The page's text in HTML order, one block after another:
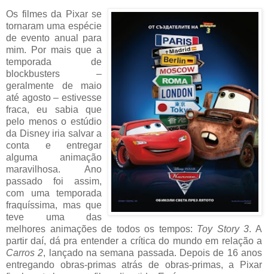
Os filmes da Pixar se
tornaram uma espécie
de evento anual para
mim. Por mais que a
temporada de
blockbusters –
geralmente de maio
até agosto – estivesse
fraca, eu sabia que
pelo menos o estúdio
da Disney iria salvar a
conta e entregar
alguma animação
maravilhosa. Ano
passado foi assim,
com uma temporada
fraquíssima, mas que
teve uma das
melhores animações de todos os tempos: Toy Story 3. A
partir daí, dá pra entender a crítica do mundo em relação a
Carros 2, lançado na semana passada. Depois de 16 anos
entregando obras-primas atrás de obras-primas, a Pixar